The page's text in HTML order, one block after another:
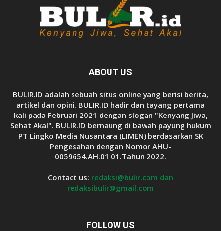
ABOUT US
BULIR.ID adalah sebuah situs online yang berisi berita,
artikel dan opini. BULIR.ID hadir dan tayang pertama
kali pada Februari 2021 dengan slogan "Kenyang Jiwa,
Sehat Akal". BULIR.ID bernaung di bawah payung hukum
PT Lingko Media Nusantara (LIMEN) berdasarkan SK
Pengesahan dengan Nomor AHU-
0059654.AH.01.01.Tahun 2022.
Contact us: redaksi@bulir.com dan
redaksibulir@gmail.com
FOLLOW US